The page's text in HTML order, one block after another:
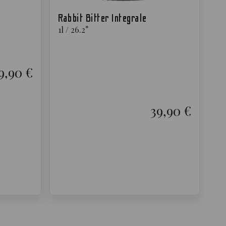
€
Rabbit Bitter Integrale
1l / 26.2°
39,90 €